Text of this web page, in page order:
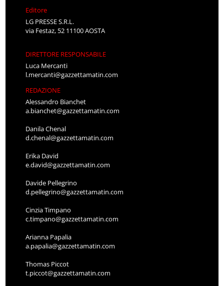
Editore
LG PRESSE S.R.L.
via Festaz, 52 11100 AOSTA
DIRETTORE RESPONSABILE
Luca Mercanti
l.mercanti@gazzettamatin.com
REDAZIONE
Alessandro Bianchet
a.bianchet@gazzettamatin.com
Danila Chenal
d.chenal@gazzettamatin.com
Erika David
e.david@gazzettamatin.com
Davide Pellegrino
d.pellegrino@gazzettamatin.com
Cinzia Timpano
c.timpano@gazzettamatin.com
Arianna Papalia
a.papalia@gazzettamatin.com
Thomas Piccot
t.piccot@gazzettamatin.com